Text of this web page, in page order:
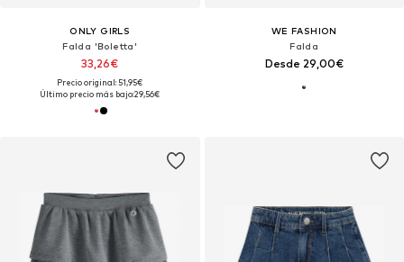
ONLY GIRLS
Falda 'Boletta'
33,26€
Precio original: 51,95€
Último precio más bajo:29,56€
WE FASHION
Falda
Desde 29,00€